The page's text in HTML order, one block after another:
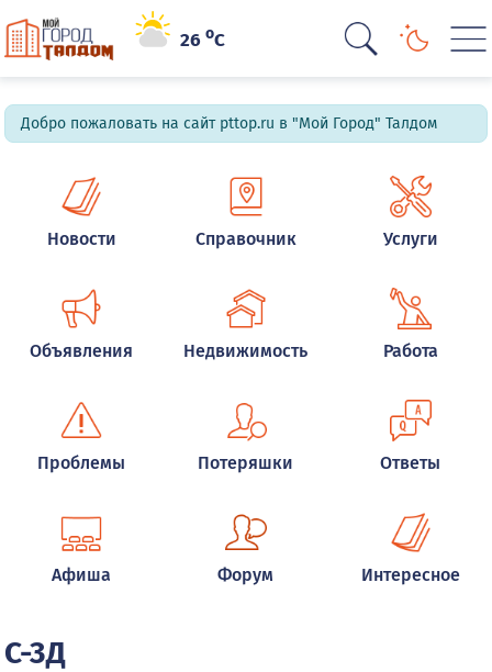
26oC
Добро пожаловать на сайт pttop.ru в "Мой Город" Талдом
Новости Справочник Услуги
Объявления Недвижимость Работа
Проблемы Потеряшки Ответы
Афиша Форум Интересное
С-3Д